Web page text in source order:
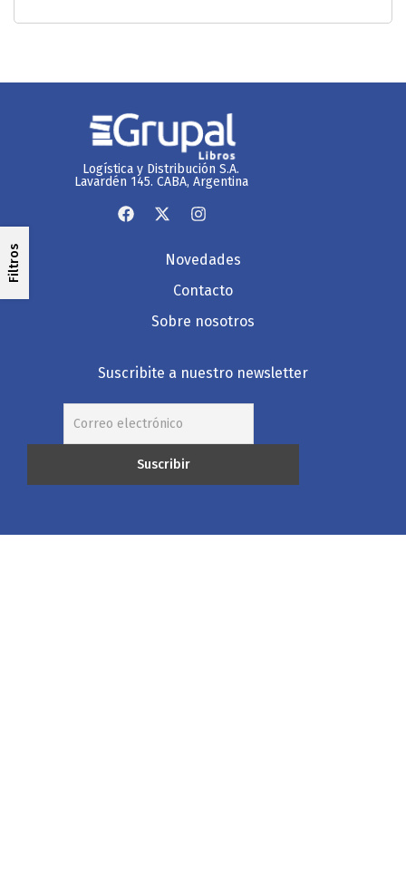
Filtros
Logística y Distribución S.A.
Lavardén 145. CABA, Argentina
Novedades
Contacto
Sobre nosotros
Suscribite a nuestro newsletter